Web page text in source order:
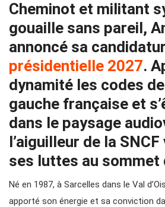
Cheminot et militant
gouaille sans pareil,
annoncé sa
présidentielle 2027.
dynamité les codes
gauche française et
dans le paysage
l’aiguilleur de la
ses luttes au sommet
Né en 1987, à Sarcelles dans le Val
apporté son énergie et sa conviction